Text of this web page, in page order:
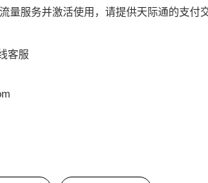
量服务并激活使用，请提供天际通的支付
客服